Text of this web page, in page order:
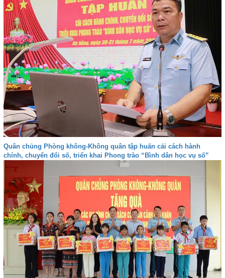
Quân chủng Phòng không-Không quân tập huấn cải cách hành
chính, chuyển đổi số, triển khai Phong trào “Bình dân học vụ số”